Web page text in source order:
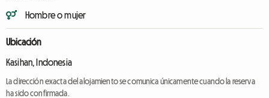
Hombre o mujer
Ubicación
Kasihan, Indonesia
La dirección exacta del alojamiento se comunica únicamente cuando la reserva
ha sido confirmada.